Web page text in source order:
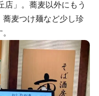
店」。蕎麦以外にもう
麦つけ麺など少し珍